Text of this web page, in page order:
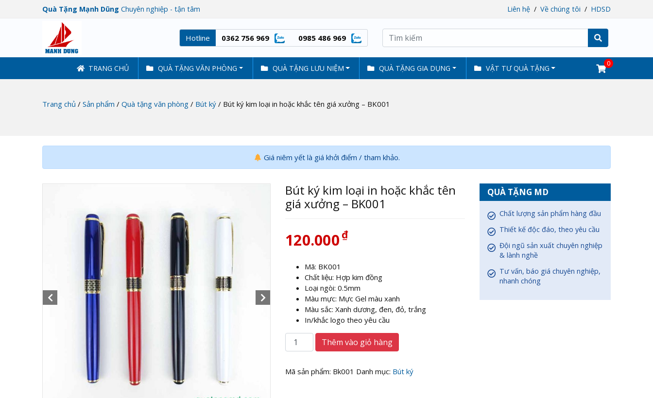
Quà Tặng Mạnh Dũng Chuyên nghiệp - tận tâm Liên hệ Về chúng tôi HDSD
Hotline 0362 756 969 0985 486 969
TRANG CHỦ QUÀ TẶNG VĂN PHÒNG QUÀ TẶNG LƯU NIỆM QUÀ TẶNG GIA DỤNG VẬT TƯ QUÀ TẶNG
0
Trang chủ / Sản phẩm / Quà tặng văn phòng / Bút ký / Bút ký kim loại in hoặc khắc tên giá xưởng – BK001
Giá niêm yết là giá khởi điểm / tham khảo.
Bút ký kim loại in hoặc khắc tên
giá xưởng – BK001
120.000₫
Mã: BK001
Chất liệu: Hợp kim đồng
Loại ngòi: 0.5mm
Màu mực: Mực Gel màu xanh
Màu sắc: Xanh dương, đen, đỏ, trắng
In/khắc logo theo yêu cầu
Bút
ký
loại
Thêm vào giỏ hàng
Mã sản phẩm: Bk001 Danh mục: Bút ký
QUÀ TẶNG MD
Chất lượng sản phẩm hàng đầu
Thiết kế độc đáo, theo yêu cầu
Đội ngũ sản xuất chuyên nghiệp
& lành nghề
Tư vấn, báo giá chuyên nghiệp,
nhanh chóng